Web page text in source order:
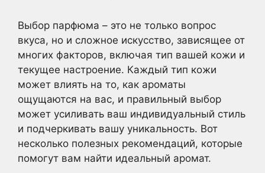
Выбор парфюма – это не только вопрос
вкуса, но и сложное искусство, зависящее от
многих факторов, включая тип вашей кожи и
текущее настроение. Каждый тип кожи
может влиять на то, как ароматы
ощущаются на вас, и правильный выбор
может усиливать ваш индивидуальный стиль
и подчеркивать вашу уникальность. Вот
несколько полезных рекомендаций, которые
помогут вам найти идеальный аромат.